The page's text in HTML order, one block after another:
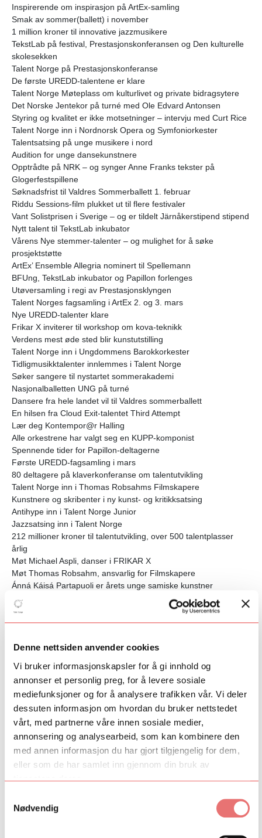
Denne nettsiden anvender cookies
Vi bruker informasjonskapsler for å gi innhold og
annonser et personlig preg, for å levere sosiale
mediefunksjoner og for å analysere trafikken vår. Vi deler
dessuten informasjon om hvordan du bruker nettstedet
vårt, med partnerne våre innen sosiale medier,
annonsering og analysearbeid, som kan kombinere den
med annen informasjon du har gjort tilgjengelig for dem,
eller som de har samlet inn gjennom din bruk av
tjenestene deres.
Nødvendig
Inspirerende om inspirasjon på ArtEx-samling
Smak av sommer(ballett) i november
1 million kroner til innovative jazzmusikere
TekstLab på festival, Prestasjonskonferansen og Den kulturelle
skolesekken
Talent Norge på Prestasjonskonferanse
De første UREDD-talentene er klare
Talent Norge Møteplass om kulturlivet og private bidragsytere
Det Norske Jentekor på turné med Ole Edvard Antonsen
Styring og kvalitet er ikke motsetninger – intervju med Curt Rice
Talent Norge inn i Nordnorsk Opera og Symfoniorkester
Talentsatsing på unge musikere i nord
Audition for unge dansekunstnere
Opptrådte på NRK – og synger Anne Franks tekster på
Glogerfestspillene
Søknadsfrist til Valdres Sommerballett 1. februar
Riddu Sessions-film plukket ut til flere festivaler
Vant Solistprisen i Sverige – og er tildelt Järnåkerstipend stipend
Nytt talent til TekstLab inkubator
Vårens Nye stemmer-talenter – og mulighet for å søke
prosjektstøtte
ArtEx’ Ensemble Allegria nominert til Spellemann
BFUng, TekstLab inkubator og Papillon forlenges
Utøversamling i regi av Prestasjonsklyngen
Talent Norges fagsamling i ArtEx 2. og 3. mars
Nye UREDD-talenter klare
Frikar X inviterer til workshop om kova-teknikk
Verdens mest øde sted blir kunstutstilling
Talent Norge inn i Ungdommens Barokkorkester
Tidligmusikktalenter innlemmes i Talent Norge
Søker sangere til nystartet sommerakademi
Nasjonalballetten UNG på turné
Dansere fra hele landet vil til Valdres sommerballett
En hilsen fra Cloud Exit-talentet Third Attempt
Lær deg Kontempor@r Halling
Alle orkestrene har valgt seg en KUPP-komponist
Spennende tider for Papillon-deltagerne
Første UREDD-fagsamling i mars
80 deltagere på klaverkonferanse om talentutvikling
Talent Norge inn i Thomas Robsahms Filmskapere
Kunstnere og skribenter i ny kunst- og kritikksatsing
Antihype inn i Talent Norge Junior
Jazzsatsing inn i Talent Norge
212 millioner kroner til talentutvikling, over 500 talentplasser
årlig
Møt Michael Aspli, danser i FRIKAR X
Møt Thomas Robsahm, ansvarlig for Filmskapere
Ánná Káisá Partapuoli er årets unge samiske kunstner
Inspirasjon og nye impulser på Strykerkonferansen
Det Norske Jentekor med sang i Rådhuset, slampoesiopptreden
og albuminnspilling
Spille på samme festival som A-Ha?
Konserter med Papillondeltakere under Valdres sommersymfoni
Talent Norge inngår samarbeid med Norsk Tipping
Talent Norge satser på dirigenttalenter
ArtEx fagsamling om balanse, forebygging og
spenningsregulering
Møt Mariama Slåttøy, danser i ArtEx
FRIKAR X med forestilling i ekstrem natur
– Kvalitet må stå i høysetet
Nyttige erfaringer for KUPP-komponistene i Berlin
Fire nye kunstnere valgt til Nordnorsk Kunstnersenters
Sommersang i presang til Oslos befolkning